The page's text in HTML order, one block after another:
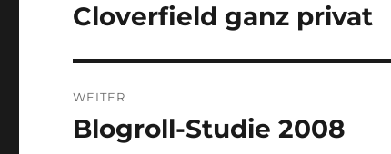
Vorheriger
Cloverfield ganz privat
WEITER
Nächster
Blogroll-Studie 2008